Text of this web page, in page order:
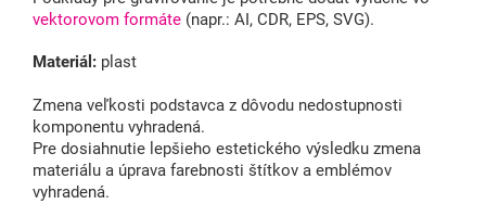
vektorovom formáte (napr.: AI, CDR, EPS, SVG).
Materiál: plast
Zmena veľkosti podstavca z dôvodu nedostupnosti
komponentu vyhradená.
Pre dosiahnutie lepšieho estetického výsledku zmena
materiálu a úprava farebnosti štítkov a emblémov
vyhradená.